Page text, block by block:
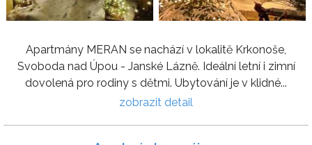
Apartmány MERAN se nachází v lokalitě Krkonoše,
Svoboda nad Úpou - Janské Lázně. Ideální letní i zimní
dovolená pro rodiny s dětmi. Ubytování je v klidné...
zobrazit detail